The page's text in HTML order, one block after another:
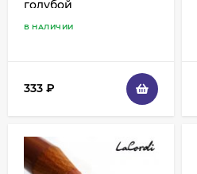
голубой
В НАЛИЧИИ
333 ₽